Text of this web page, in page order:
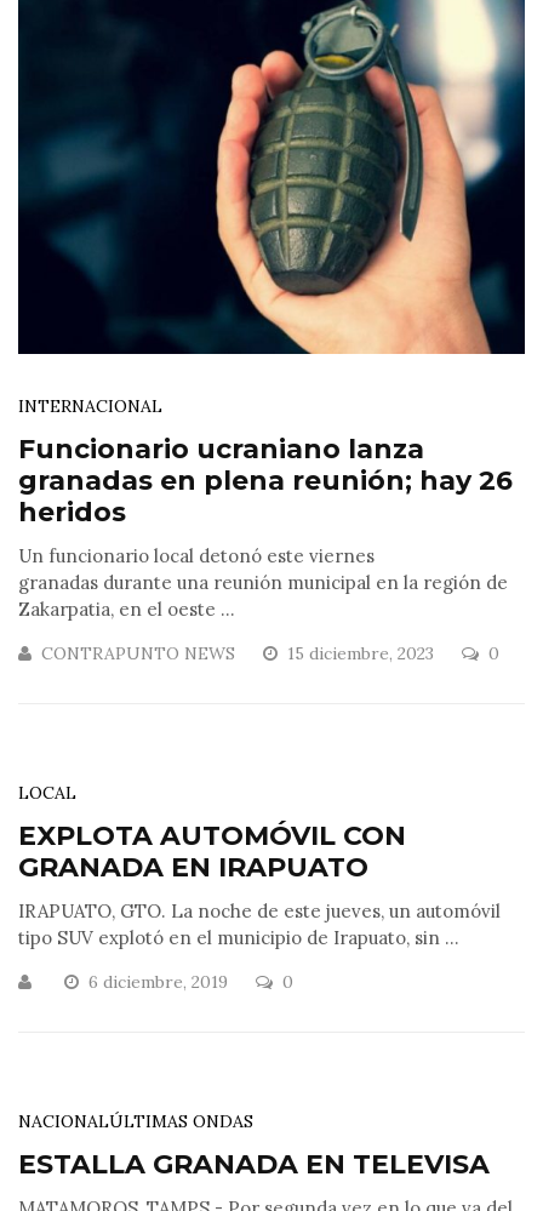
INTERNACIONAL
Funcionario ucraniano lanza
granadas en plena reunión; hay 26
heridos
Un funcionario local detonó este viernes
granadas durante una reunión municipal en la región de
Zakarpatia, en el oeste ...
CONTRAPUNTO NEWS 15 diciembre, 2023 0
LOCAL
EXPLOTA AUTOMÓVIL CON
GRANADA EN IRAPUATO
IRAPUATO, GTO. La noche de este jueves, un automóvil
tipo SUV explotó en el municipio de Irapuato, sin ...
6 diciembre, 2019 0
NACIONALÚLTIMAS ONDAS
ESTALLA GRANADA EN TELEVISA